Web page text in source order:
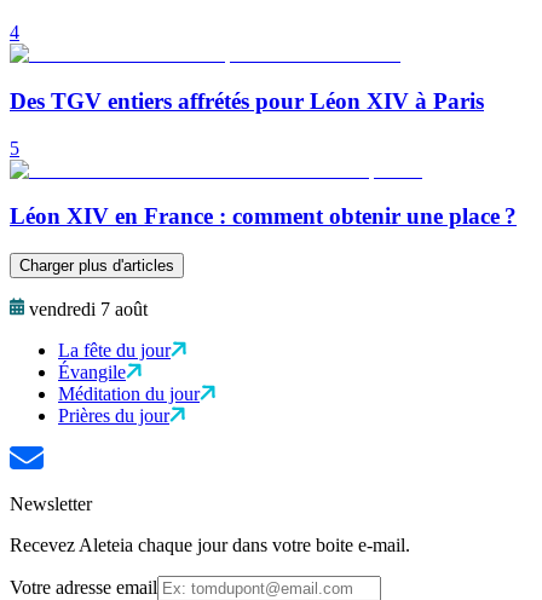
4
Des TGV entiers affrétés pour Léon XIV à Paris
5
Léon XIV en France : comment obtenir une place ?
Charger plus d'articles
vendredi 7 août
La fête du jour
Évangile
Méditation du jour
Prières du jour
Newsletter
Recevez Aleteia chaque jour dans votre boite e-mail.
Votre adresse email